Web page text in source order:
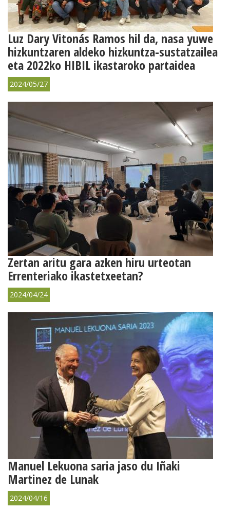
Luz Dary Vitonás Ramos hil da, nasa yuwe
hizkuntzaren aldeko hizkuntza-sustatzailea
eta 2022ko HIBIL ikastaroko partaidea
2024/05/27
Zertan aritu gara azken hiru urteotan
Errenteriako ikastetxeetan?
2024/04/24
Manuel Lekuona saria jaso du Iñaki
Martinez de Lunak
2024/04/16